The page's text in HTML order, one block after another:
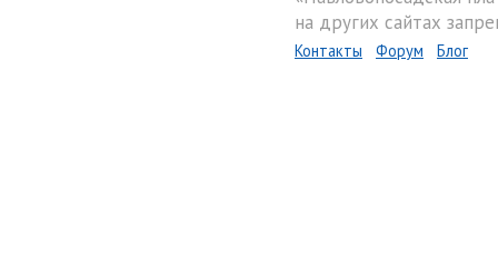
на других сайтах
Контакты Форум Блог